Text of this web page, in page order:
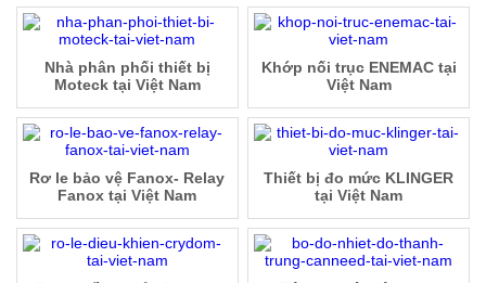
Khớp nối trục ENEMAC tại
Việt Nam
Nhà phân phối thiết bị
Moteck tại Việt Nam
Thiết bị đo mức KLINGER
tại Việt Nam
Rơ le bảo vệ Fanox- Relay
Fanox tại Việt Nam